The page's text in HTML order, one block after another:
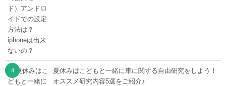
夏休みはこどもと一緒に車に関する自由研究をしよう！
オススメ研究内容5選をご紹介♪